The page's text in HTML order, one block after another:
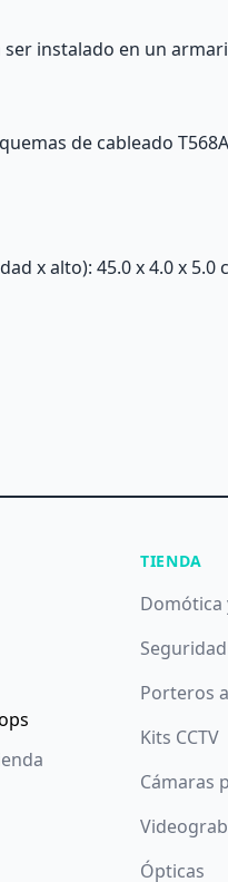
instalado en un
de cableado T568A
x alto): 45.0 x 4.0 x 5.0
TIENDA
Domótica
Porteros
Kits CCTV
Cámaras
Ópticas